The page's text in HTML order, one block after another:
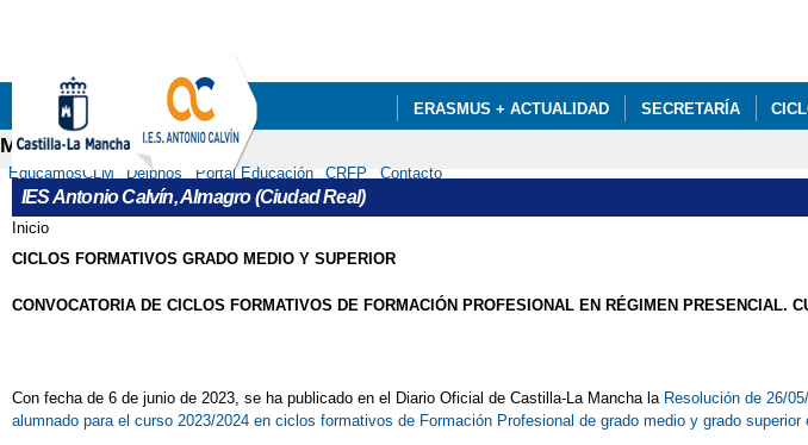
ERASMUS + ACTUALIDAD SECRETARÍA
Menú secundario
EducamosCLM Delphos Portal Educación CRFP Contacto
IES Antonio Calvín, Almagro (Ciudad Real)
Se encuentra usted aquí
Inicio
CICLOS FORMATIVOS GRADO MEDIO Y SUPERIOR
CONVOCATORIA DE CICLOS FORMATIVOS DE FORMACIÓN PROFESIONAL EN RÉGIMEN PRESENCIAL.
Con fecha de 6 de junio de 2023, se ha publicado en el Diario Oficial de Castilla-La Mancha la Resolución de 26/
alumnado para el curso 2023/2024 en ciclos formativos de Formación Profesional de grado medio y grado